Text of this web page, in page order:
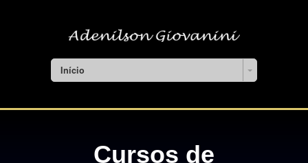
Início
Cursos de